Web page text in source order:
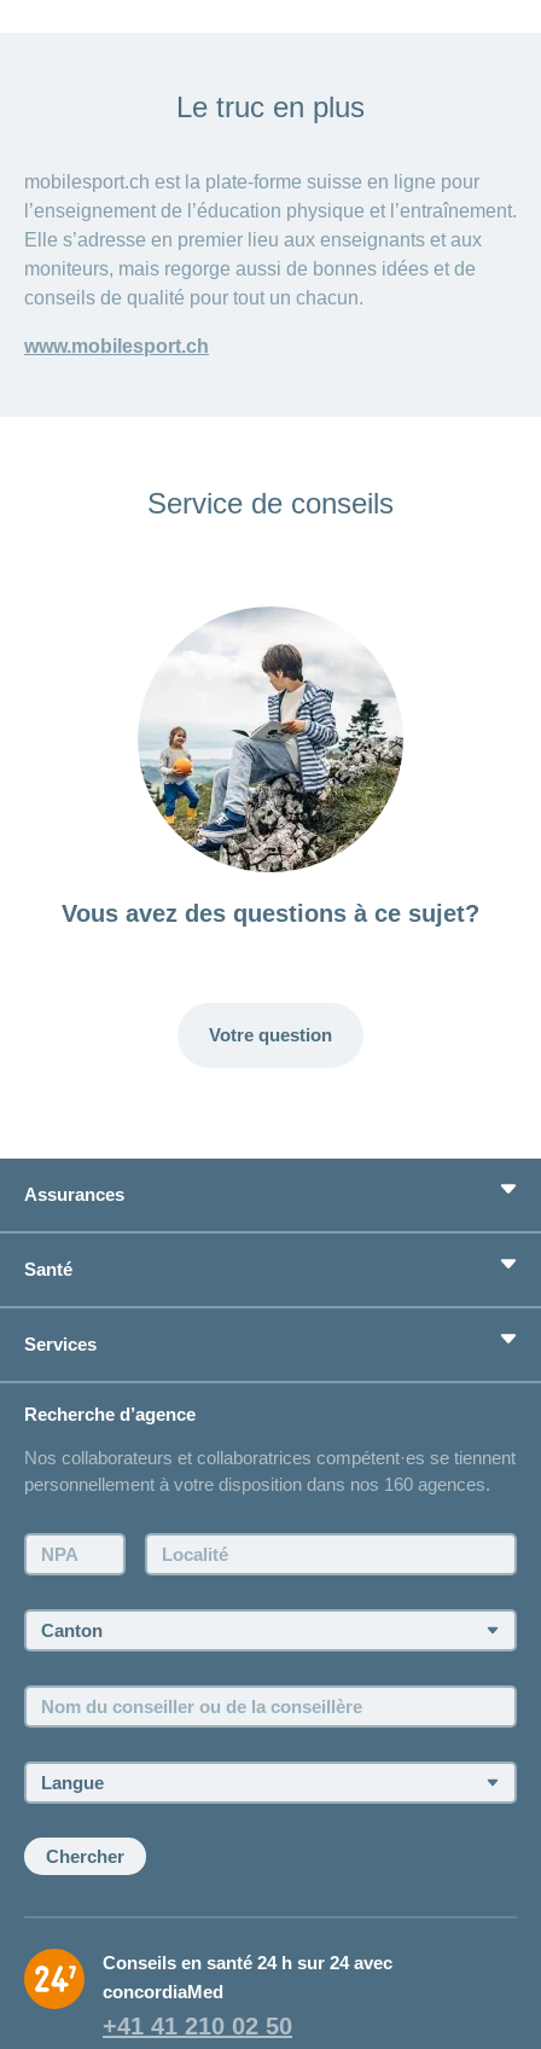
Le truc en plus
mobilesport.ch est la plate-forme suisse en ligne pour
l’enseignement de l’éducation physique et l’entraînement.
Elle s’adresse en premier lieu aux enseignants et aux
moniteurs, mais regorge aussi de bonnes idées et de
conseils de qualité pour tout un chacun.
www.mobilesport.ch
Service de conseils
Vous avez des questions à ce sujet?
Votre question
Assurances
Assurances complémentaires
Prévoyance
Je cherche une assurance pour...
Situations de vie
Réaliser des économies sur l'assurance
Santé
Boussole santé
Services
Listes des hôpitaux
Bulletin d'accident
Contact
Demande d'offre
Demander à l'agence de vous rappeler
Postes vacants
Recherche d’agence
Nos collaborateurs et collaboratrices compétent·es se tiennent
personnellement à votre disposition dans nos 160 agences.
NPA: Localité:
Canton:
Nom
du
ou
de
conseillère:
Langue:
Chercher
Conseils en santé 24 h sur 24 avec
concordiaMed
+41 41 210 02 50